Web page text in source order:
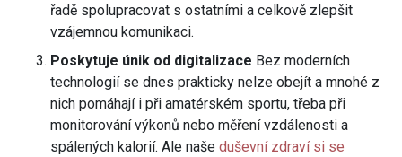
řadě spolupracovat s ostatními a celkově zlepšit
vzájemnou komunikaci.
Poskytuje únik od digitalizace Bez moderních
technologií se dnes prakticky nelze obejít a mnohé z
nich pomáhají i při amatérském sportu, třeba při
monitorování výkonů nebo měření vzdálenosti a
spálených kalorií. Ale naše duševní zdraví si se